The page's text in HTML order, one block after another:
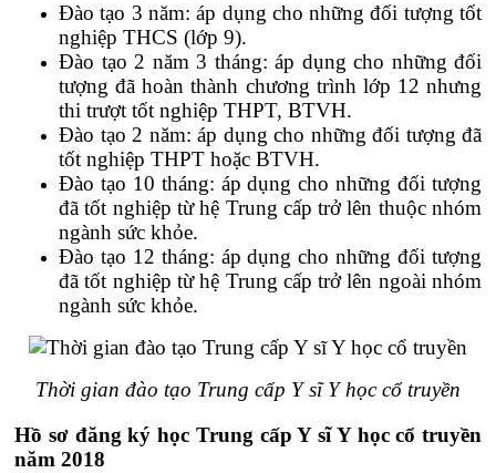
Đào tạo 3 năm: áp dụng cho những đối tượng tốt
nghiệp THCS (lớp 9).
Đào tạo 2 năm 3 tháng: áp dụng cho những đối
tượng đã hoàn thành chương trình lớp 12 nhưng
thi trượt tốt nghiệp THPT, BTVH.
Đào tạo 2 năm: áp dụng cho những đối tượng đã
tốt nghiệp THPT hoặc BTVH.
Đào tạo 10 tháng: áp dụng cho những đối tượng
đã tốt nghiệp từ hệ Trung cấp trở lên thuộc nhóm
ngành sức khỏe.
Đào tạo 12 tháng: áp dụng cho những đối tượng
đã tốt nghiệp từ hệ Trung cấp trở lên ngoài nhóm
ngành sức khỏe.
Thời gian đào tạo Trung cấp Y sĩ Y học cổ truyền
Hồ sơ đăng ký học Trung cấp Y sĩ Y học cổ truyền
năm 2018